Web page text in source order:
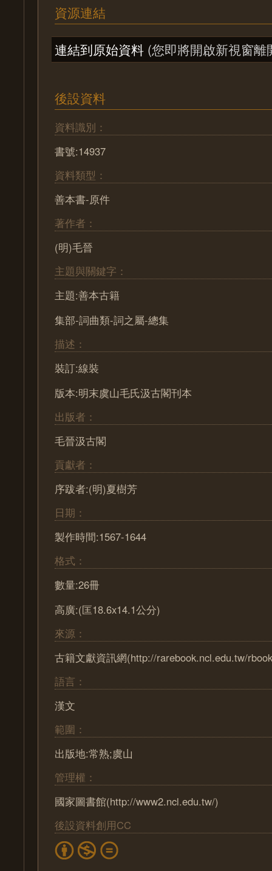
資源連結
連結到原始資料 (您即將開啟新視窗離
後設資料
資料識別：
書號:14937
資料類型：
善本書-原件
著作者：
(明)毛晉
主題與關鍵字：
主題:善本古籍
集部-詞曲類-詞之屬-總集
描述：
裝訂:線裝
版本:明末虞山毛氏汲古閣刊本
出版者：
毛晉汲古閣
貢獻者：
序跋者:(明)夏樹芳
日期：
製作時間:1567-1644
格式：
數量:26冊
高廣:(匡18.6x14.1公分)
來源：
古籍文獻資訊網(http://rarebook.ncl.edu.tw/
語言：
漢文
範圍：
出版地:常熟;虞山
管理權：
國家圖書館(http://www2.ncl.edu.tw/)
後設資料創用CC